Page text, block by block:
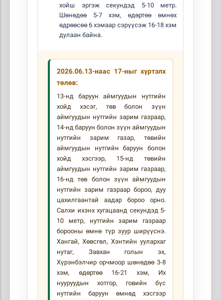
хойш эргэж секундэд 5-10 метр.
Шөнөдөө 5-7 хэм, өдөртөө өмнөх
өдрөөсөө 6 хэмаар сэрүүсэж 16-18 хэм
дулаан байна.
2026.06.13-наас 17-ныг хүртэлх
төлөв:
13-нд баруун аймгуудын нутгийн
хойд хэсэг, төв болон зүүн
аймгуудын нутгийн зарим газраар,
14-нд баруун болон зүүн аймгуудын
нутгийн зарим газар, төвийн
аймгуудын нутгийн баруун болон
хойд хэсгээр, 15-нд төвийн
аймгуудын нутгийн зарим газраар,
16-нд төв болон зүүн аймгуудын
нутгийн зарим газраар бороо, дуу
цахилгаантай аадар бороо орно.
Салхи ихэнх хугацаанд секундэд 5-
10 метр, нутгийн зарим газраар
борооны өмнө түр зуур ширүүснэ.
Хангай, Хөвсгөл, Хэнтийн уулархаг
нутаг, Завхан голын эх,
Хүрэнбэлчир орчмоор шөнөдөө 3-8
хэм, өдөртөө 16-21 хэм, Их
нууруудын хотгор, говийн бүс
нутгийн баруун өмнөд хэсгээр